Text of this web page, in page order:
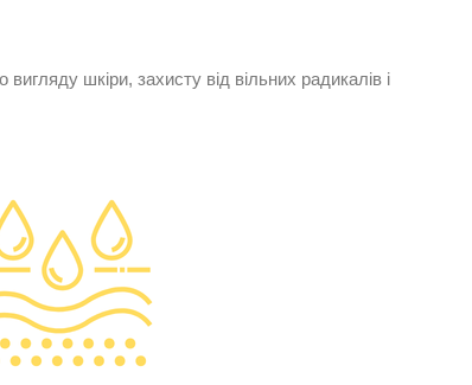
шкіри, захисту від вільних радикалів і